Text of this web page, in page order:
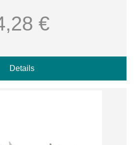
€
Details